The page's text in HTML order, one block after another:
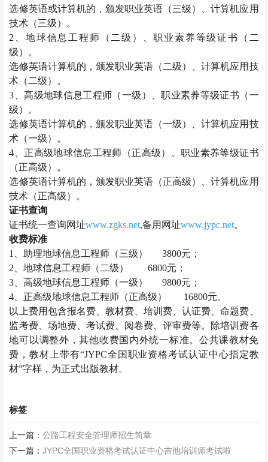
选修英语或计算机的，颁发职业英语（三级）、计算机应用
技术（三级）。
2、地球信息工程师 （二级）、职业素养等级证书（二
级）。
选修英语计算机的，颁发职业英语（二级）、计算机应用技
术（二级）。
3、高级地球信息工程师 （一级）、职业素养等级证书（一
级）。
选修英语计算机的，颁发职业英语（一级）、计算机应用技
术（一级）。
4、正高级地球信息工程师 （正高级）、职业素养等级证书
（正高级）。
选修英语计算机的，颁发职业英语（正高级）、计算机应用
技术（正高级）。
证书查询
证书统一查询网址www.zgks.net,备用网址www.jypc.net。
收费标准
1、助理地球信息工程师 （三级）
3800元；
2、地球信息工程师 （二级）
6800元；
3、高级地球信息工程师 （一级）
9800元；
4、正高级地球信息工程师 （正高级）
16800元。
以上费用包含报名费、教材费、培训费、认证费、命题费、
监考费、场地费、考试费、阅卷费、评审费等。除培训费各
地可以调整外，其他收费国内外统一标准。公共课教材免
费，教材上带有“JYPC全国职业资格考试认证中心指定教
材”字样，为正式出版教材。
标签
上一篇：公路工程安全管理师招生简章
下一篇：JYPC全国职业资格考试认证中心吉他培训师考试啦